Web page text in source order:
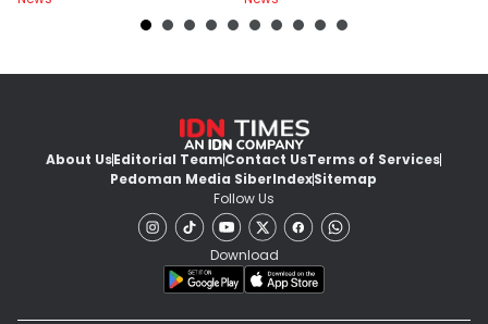
About UsEditorial TeamContact UsTerms of Services
Pedoman Media SiberIndexSitemap
Follow Us
Download